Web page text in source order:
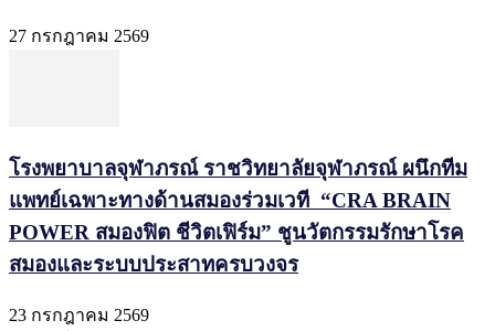
27 กรกฎาคม 2569
โรงพยาบาลจุฬาภรณ์ ราชวิทยาลัยจุฬาภรณ์ ผนึกทีม
แพทย์เฉพาะทางด้านสมองร่วมเวที “CRA BRAIN
POWER สมองฟิต ชีวิตเฟิร์ม” ชูนวัตกรรมรักษาโรค
สมองและระบบประสาทครบวงจร
23 กรกฎาคม 2569